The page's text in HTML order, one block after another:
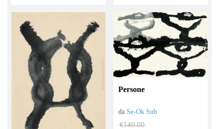
Persone
da Se-Ok Suh
€140.00